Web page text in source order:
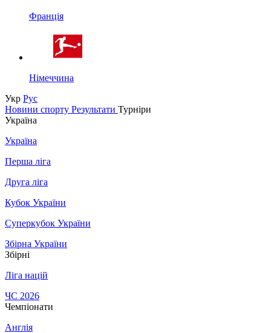
Франція
Німеччина
Укр Рус
Новини спорту Результати Турніри
Україна
Україна
Перша ліга
Друга ліга
Кубок України
Суперкубок України
Збірна України
Збірні
Ліга націй
ЧС 2026
Чемпіонати
Англія